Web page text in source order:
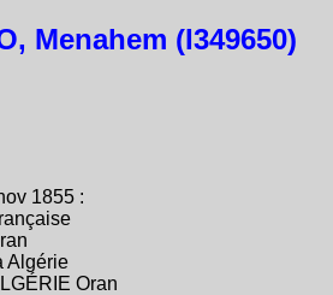
Menahem (I349650)
1855 :
Algérie
Oran